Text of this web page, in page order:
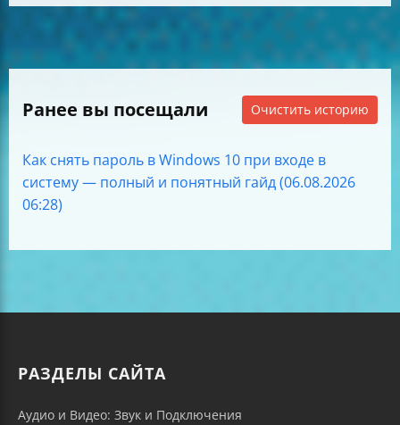
Ранее вы посещали Очистить историю
Как снять пароль в Windows 10 при входе в
систему — полный и понятный гайд (06.08.2026
06:28)
РАЗДЕЛЫ САЙТА
Аудио и Видео: Звук и Подключения